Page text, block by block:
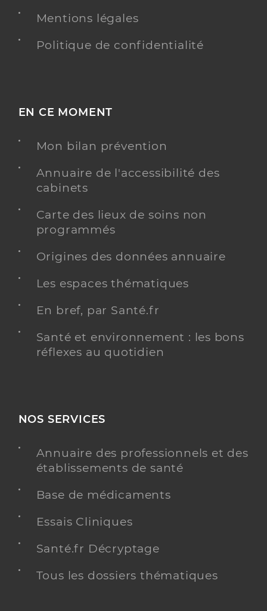
Mentions légales
Politique de confidentialité
EN CE MOMENT
Mon bilan prévention
Annuaire de l'accessibilité des
cabinets
Carte des lieux de soins non
programmés
Origines des données annuaire
Les espaces thématiques
En bref, par Santé.fr
Santé et environnement : les bons
réflexes au quotidien
NOS SERVICES
Annuaire des professionnels et des
établissements de santé
Base de médicaments
Essais Cliniques
Santé.fr Décryptage
Tous les dossiers thématiques